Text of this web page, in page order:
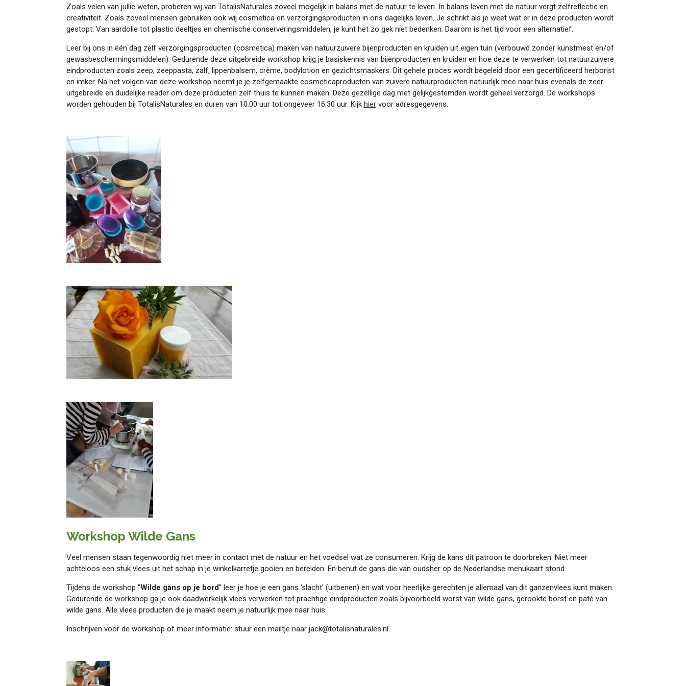
Zoals velen van jullie weten, proberen wij van TotalisNaturales zoveel mogelijk in balans met de natuur te leven. In balans leven met de natuur vergt zelfreflectie en
creativiteit. Zoals zoveel mensen gebruiken ook wij cosmetica en verzorgingsproducten in ons dagelijks leven. Je schrikt als je weet wat er in deze producten wordt
gestopt. Van aardolie tot plastic deeltjes en chemische conserveringsmiddelen, je kunt het zo gek niet bedenken. Daarom is het tijd voor een alternatief.
Leer bij ons in één dag zelf verzorgingsproducten (cosmetica) maken van natuurzuivere bijenproducten en kruiden uit eigen tuin (verbouwd zonder kunstmest en/of
gewasbeschermingsmiddelen). Gedurende deze uitgebreide workshop krijg je basiskennis van bijenproducten en kruiden en hoe deze te verwerken tot natuurzuivere
eindproducten zoals zeep, zeeppasta, zalf, lippenbalsem, crème, bodylotion en gezichtsmaskers. Dit gehele proces wordt begeleid door een gecertificeerd herborist
en imker. Na het volgen van deze workshop neemt je je zelfgemaakte cosmeticaproducten van zuivere natuurproducten natuurlijk mee naar huis evenals de zeer
uitgebreide en duidelijke reader om deze producten zelf thuis te kunnen maken. Deze gezellige dag met gelijkgestemden wordt geheel verzorgd. De workshops
worden gehouden bij TotalisNaturales en duren van 10.00 uur tot ongeveer 16.30 uur. Kijk hiervoor adresgegevens.
Workshop Wilde Gans
Veel mensen staan tegenwoordig niet meer in contact met de natuur en het voedsel wat ze consumeren. Krijg de kans dit patroon te doorbreken. Niet meer
achteloos een stuk vlees uit het schap in je winkelkarretje gooien en bereiden. En benut de gans die van oudsher op de Nederlandse menukaart stond.
Tijdens de workshop "Wilde gans op je bord" leer je hoe je een gans ‘slacht’ (uitbenen) en wat voor heerlijke gerechten je allemaal van dit ganzenvlees kunt maken.
Gedurende de workshop ga je ook daadwerkelijk vlees verwerken tot prachtige eindproducten zoals bijvoorbeeld worst van wilde gans, gerookte borst en paté van
wilde gans. Alle vlees producten die je maakt neem je natuurlijk mee naar huis.
Inschrijven voor de workshop of meer informatie: stuur een mailtje naar jack@totalisnaturales.nl